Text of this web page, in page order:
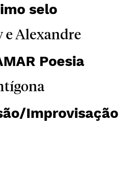
selo
e Alexandre
Poesia
Improvisação